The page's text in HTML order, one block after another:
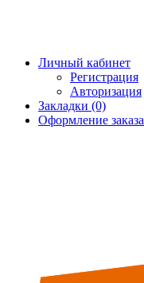
Личный кабинет
Регистрация
Авторизация
Закладки (0)
Оформление заказа